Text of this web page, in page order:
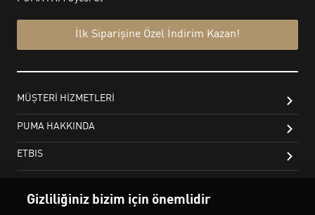
Gizliliğiniz bizim için önemlidir